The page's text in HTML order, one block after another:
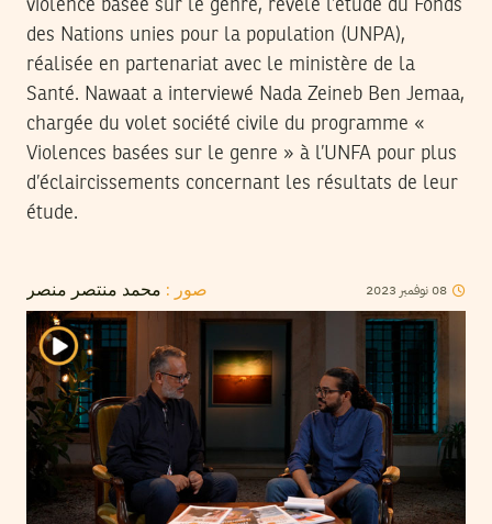
violence basée sur le genre, révèle l’étude du Fonds
des Nations unies pour la population (UNPA),
réalisée en partenariat avec le ministère de la
Santé. Nawaat a interviewé Nada Zeineb Ben Jemaa,
chargée du volet société civile du programme «
Violences basées sur le genre » à l’UNFA pour plus
d’éclaircissements concernant les résultats de leur
étude.
صور : محمد منتصر منصر 08نوفمبر 2023